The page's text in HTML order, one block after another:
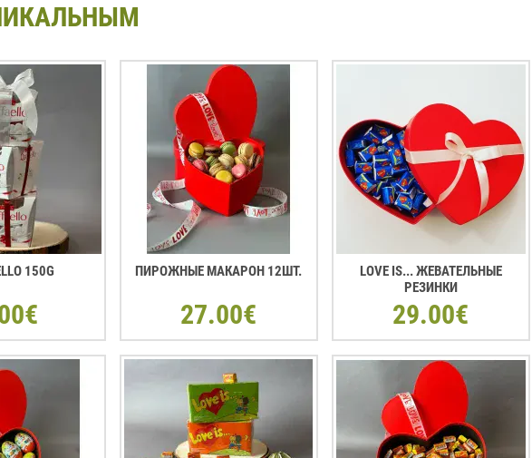
150G ПИРОЖНЫЕ МАКАРОН 12ШТ.
27.00€
LOVE IS... ЖЕВАТЕЛЬНЫЕ
РЕЗИНКИ
29.00€